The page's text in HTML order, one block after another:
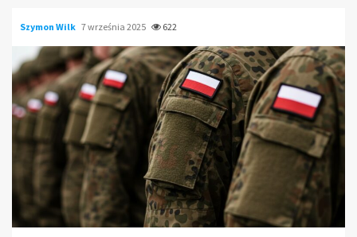
Szymon Wilk 7 września 2025 622